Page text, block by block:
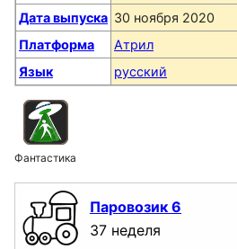
Дата выпуска 30 ноября 2020
Платформа
Атрил
Язык
русский
Фантастика
Паровозик 6
37 неделя